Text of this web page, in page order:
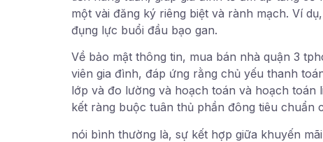
một vài đăng ký riêng biệt và rành mạch. Ví
đụng lực buổi đầu bạo gan.
Về bảo mật thông tin, mua bán nhà quận 3
viên gia đình, đáp ứng rằng chủ yếu thanh
lớp và đo lường và hoạch toán và hoạch toán
kết ràng buộc tuân thủ phần đông tiêu chuẩn
nói bình thường là, sự kết hợp giữa khuyến